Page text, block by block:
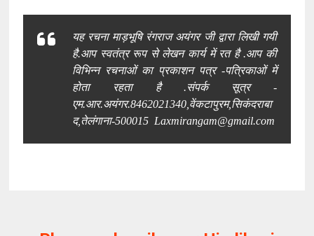
यह रचना माड़भूषि रंगराज अयंगर जी द्वारा लिखी गयी
है.आप स्वतंत्र रूप से लेखन कार्य में रत है .आप की
विभिन्न रचनाओं का प्रकाशन पत्र -पत्रिकाओं में
होता रहता है .संपर्क सूत्र -
एम.आर.अयंगर.8462021340,वेंकटापुरम,सिकंदराबा
द,तेलंगाना-500015 Laxmirangam@gmail.com